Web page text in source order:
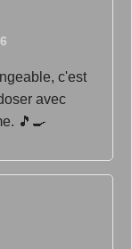
c'est
avec
🎵🍳